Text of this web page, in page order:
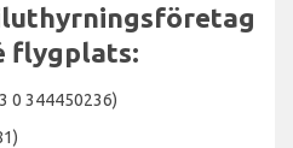
flygplats:
0 344450236)